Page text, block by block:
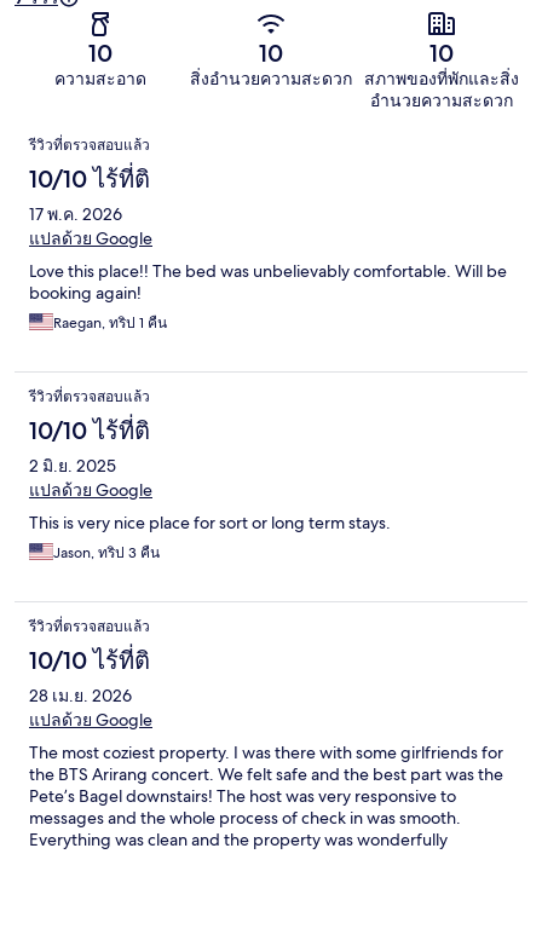
10
ความสะอาด
10
สิ่งอำนวยความสะดวก
10
สภาพของที่พักและสิ่ง
อำนวยความสะดวก
รีวิว
รีวิวที่ตรวจสอบแล้ว
10/10 ไร้ที่ติ
17 พ.ค. 2026
แปลด้วย Google
Love this place!! The bed was unbelievably comfortable. Will be
booking again!
Raegan, ทริป 1 คืน
รีวิวที่ตรวจสอบแล้ว
10/10 ไร้ที่ติ
2 มิ.ย. 2025
แปลด้วย Google
This is very nice place for sort or long term stays.
Jason, ทริป 3 คืน
รีวิวที่ตรวจสอบแล้ว
10/10 ไร้ที่ติ
28 เม.ย. 2026
แปลด้วย Google
The most coziest property. I was there with some girlfriends for
the BTS Arirang concert. We felt safe and the best part was the
Pete’s Bagel downstairs! The host was very responsive to
messages and the whole process of check in was smooth.
Everything was clean and the property was wonderfully